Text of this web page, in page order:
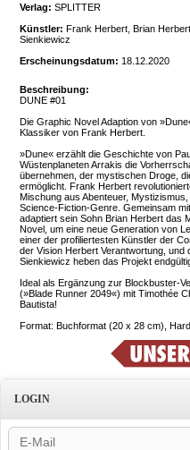
Verlag: SPLITTER
Künstler: Frank Herbert, Brian
Sienkiewicz
Erscheinungsdatum: 18.12.2020
Beschreibung:
DUNE #01
Die Graphic Novel Adaption von
Klassiker von Frank Herbert.
»Dune« erzählt die Geschichte von
Wüstenplaneten Arrakis die
übernehmen, der mystischen Droge,
ermöglicht. Frank Herbert
Mischung aus Abenteuer,
Science-Fiction-Genre. Gemeinsam
adaptiert sein Sohn Brian Herbert das
Novel, um eine neue Generation von
einer der profiliertesten Künstler der
der Vision Herbert Verantwortung, und
Sienkiewicz heben das Projekt
Ideal als Ergänzung zur Blockbuster-
(»Blade Runner 2049«) mit Timothée
Bautista!
Format: Buchformat (20 x 28 cm),
LOGIN